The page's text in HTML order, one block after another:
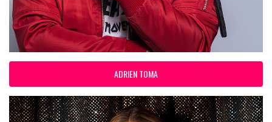
ADRIEN TOMA